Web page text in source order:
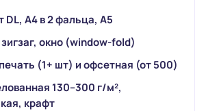
DL, А4 в 2 фальца, А5
окно (window-fold)
(1+ шт) и офсетная (от 500)
130–300 г/м²,
крафт